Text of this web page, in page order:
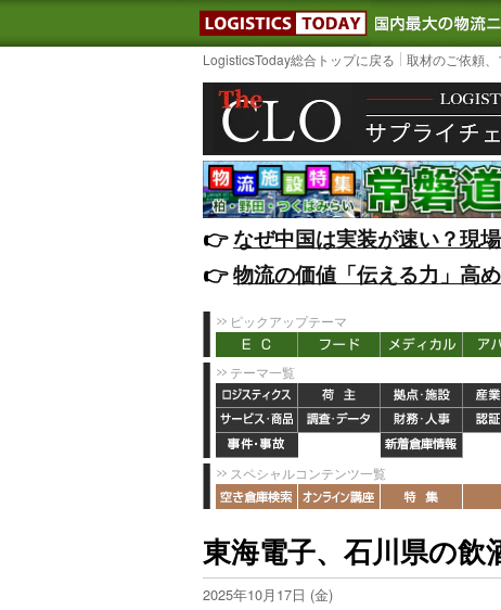
LOGISTICS
LogisticsToday総合トップに戻る 取材のご依頼
👉️なぜ中国は実装が速い？現
👉️物流の価値「伝える力」高
ピックアップテーマ
テーマ一覧
スペシャルコンテンツ一覧
東海電子、石川県の
2025年10月17日 (金)